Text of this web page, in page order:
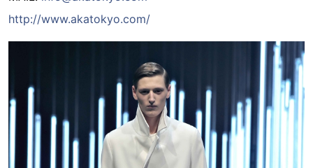
http://www.akatokyo.com/